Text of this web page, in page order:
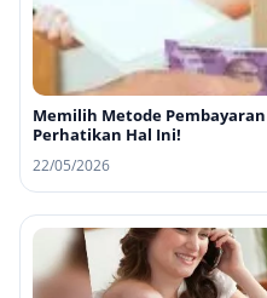
Memilih Metode Pembayaran
Perhatikan Hal Ini!
22/05/2026